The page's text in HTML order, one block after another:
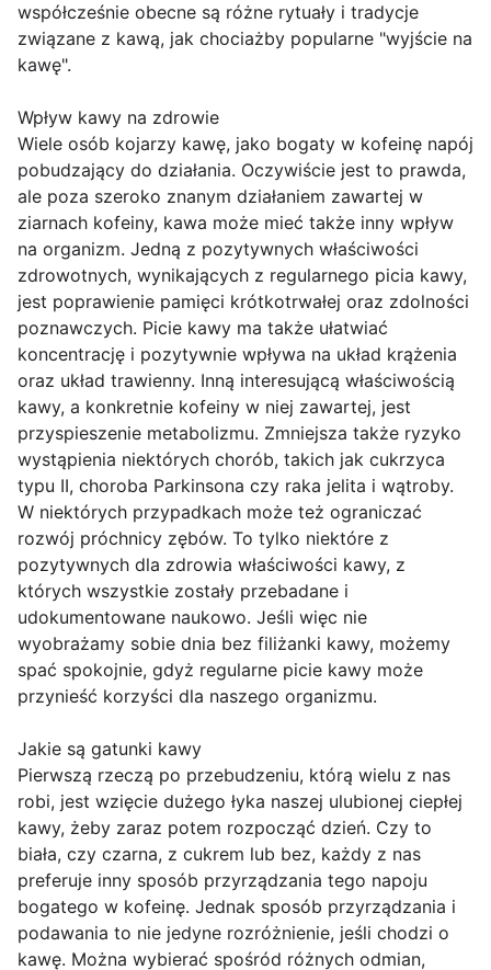
współcześnie obecne są różne rytuały i tradycje
związane z kawą, jak chociażby popularne "wyjście na
kawę".
Wpływ kawy na zdrowie
Wiele osób kojarzy kawę, jako bogaty w kofeinę napój
pobudzający do działania. Oczywiście jest to prawda,
ale poza szeroko znanym działaniem zawartej w
ziarnach kofeiny, kawa może mieć także inny wpływ
na organizm. Jedną z pozytywnych właściwości
zdrowotnych, wynikających z regularnego picia kawy,
jest poprawienie pamięci krótkotrwałej oraz zdolności
poznawczych. Picie kawy ma także ułatwiać
koncentrację i pozytywnie wpływa na układ krążenia
oraz układ trawienny. Inną interesującą właściwością
kawy, a konkretnie kofeiny w niej zawartej, jest
przyspieszenie metabolizmu. Zmniejsza także ryzyko
wystąpienia niektórych chorób, takich jak cukrzyca
typu II, choroba Parkinsona czy raka jelita i wątroby.
W niektórych przypadkach może też ograniczać
rozwój próchnicy zębów. To tylko niektóre z
pozytywnych dla zdrowia właściwości kawy, z
których wszystkie zostały przebadane i
udokumentowane naukowo. Jeśli więc nie
wyobrażamy sobie dnia bez filiżanki kawy, możemy
spać spokojnie, gdyż regularne picie kawy może
przynieść korzyści dla naszego organizmu.
Jakie są gatunki kawy
Pierwszą rzeczą po przebudzeniu, którą wielu z nas
robi, jest wzięcie dużego łyka naszej ulubionej ciepłej
kawy, żeby zaraz potem rozpocząć dzień. Czy to
biała, czy czarna, z cukrem lub bez, każdy z nas
preferuje inny sposób przyrządzania tego napoju
bogatego w kofeinę. Jednak sposób przyrządzania i
podawania to nie jedyne rozróżnienie, jeśli chodzi o
kawę. Można wybierać spośród różnych odmian,